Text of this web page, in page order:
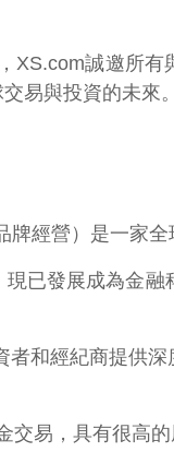
XS.com誠邀所
易與投資的未來。
經營）是一家
已發展成為金
者和經紀商提供
交易，具有很高